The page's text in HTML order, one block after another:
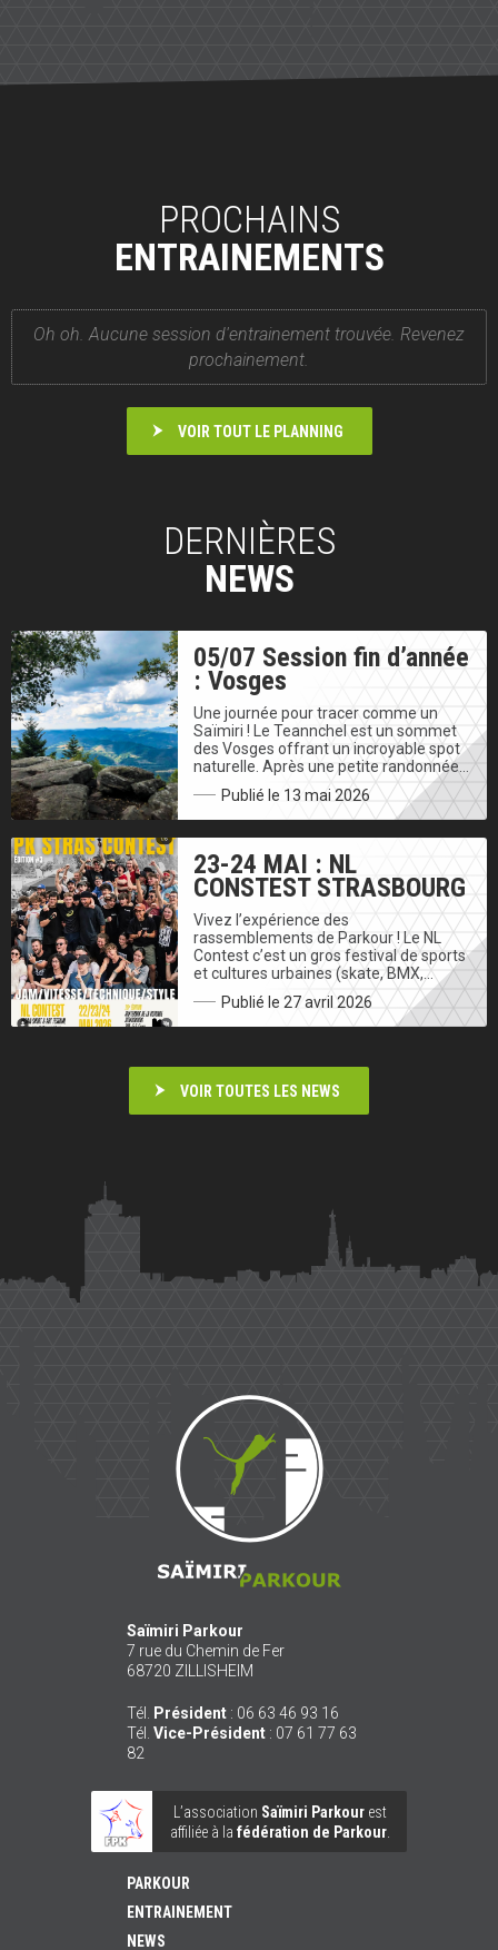
PROCHAINS
ENTRAINEMENTS
Oh oh. Aucune session d'entrainement trouvée. Revenez
prochainement.
VOIR TOUT LE PLANNING
DERNIÈRES
NEWS
05/07 Session fin d’année
: Vosges
Une journée pour tracer comme un
Saïmiri ! Le Teannchel est un sommet
des Vosges offrant un incroyable spot
naturelle. Après une petite randonnée…
Publié le 13 mai 2026
23-24 MAI : NL
CONSTEST STRASBOURG
Vivez l’expérience des
rassemblements de Parkour ! Le NL
Contest c’est un gros festival de sports
et cultures urbaines (skate, BMX,…
Publié le 27 avril 2026
VOIR TOUTES LES NEWS
Saïmiri
Parkour
Saïmiri Parkour
7 rue du Chemin de Fer
68720 ZILLISHEIM
Tél. Président : 06 63 46 93 16
Tél. Vice-Président : 07 61 77 63
82
L’association Saïmiri Parkourest
affiliée à la fédération de Parkour.
PARKOUR
ENTRAINEMENT
NEWS